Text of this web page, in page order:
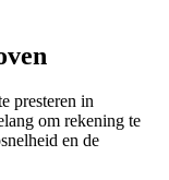
presteren in
om rekening te
en de